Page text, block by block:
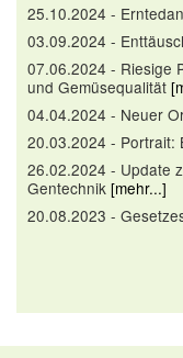
25.10.2024 -
03.09.2024 -
07.06.2024 - Riesige
und Gemüsequalität
04.04.2024 - Neuer
20.03.2024 - Portrait:
26.02.2024 - Update
Gentechnik [mehr...]
20.08.2023 -